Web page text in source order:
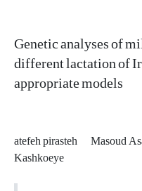
Genetic analyses of
different lactation of
appropriate models
atefeh pirasteh Masoud
Kashkoeye